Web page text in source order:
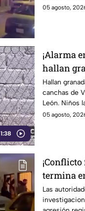
sabemos
esclarecer el
05 agosto,
1:38
¡Alarma
hallan
junto a la
una
Hallan
canchas de
León. Niños
la portería;
05 agosto,
termina
vida a sus
Las